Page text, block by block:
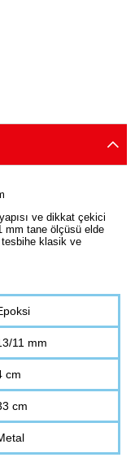
ve dikkat çekici
mm tane ölçüsü elde
klasik ve
11 mm
cm
cm